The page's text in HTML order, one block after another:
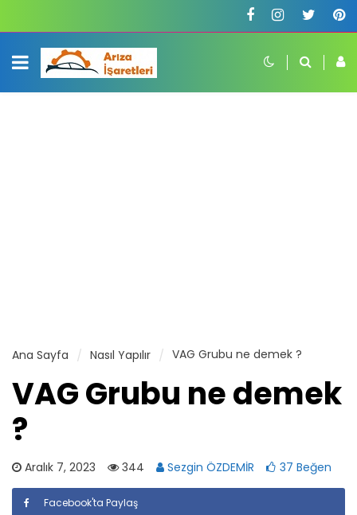
Ana Sayfa Nasıl Yapılır VAG Grubu ne demek ?
VAG Grubu ne demek
?
Aralık 7, 2023 344 Sezgin ÖZDEMİR 37 Beğen
Facebook'ta Paylaş